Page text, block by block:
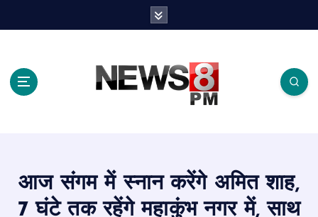
आज संगम में स्नान करेंगे अमित शाह,
7 घंटे तक रहेंगे महाकुंभ नगर में, साथ